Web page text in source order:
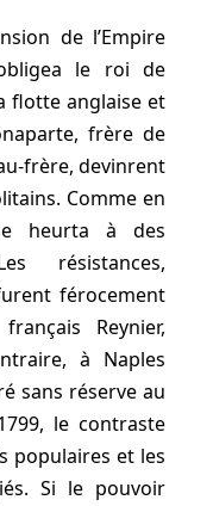
de l’Empire
le roi de
flotte anglaise et
frère de
frère, devinrent
Comme en
heurta à des
résistances,
férocement
Reynier,
à Naples
sans réserve au
le contraste
populaires et les
Si le pouvoir